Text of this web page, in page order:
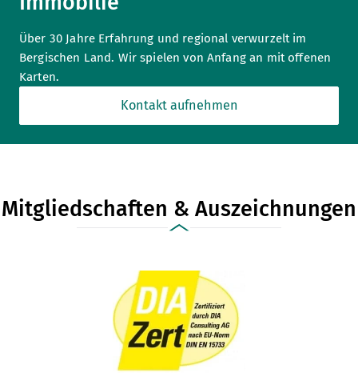
Über 30 Jahre Erfahrung und regional verwurzelt im
Bergischen Land. Wir spielen von Anfang an mit offenen
Karten.
Kontakt aufnehmen
Mitgliedschaften & Auszeichnungen